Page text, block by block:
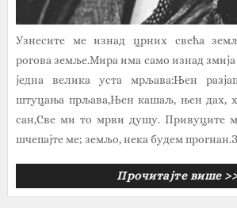
Узнесите ме изнад црних свећа
рогова земље.Мира има само изнад
једна велика уста мрљава:Њен
штуцања прљава,Њен кашаљ, њен дах,
сан,Све ми то мрви душу. Привуците
шчепајте ме; земљо, нека будем
Прочитајте више